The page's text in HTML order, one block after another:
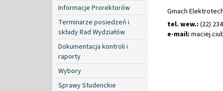
Informacje Prorektorów
Terminarze posiedzeń i
składy Rad Wydziałów
Dokumentacja kontroli i
raporty
Wybory
Sprawy Studenckie
Gmach
tel. wew.: (22)
e-mail: maciej.